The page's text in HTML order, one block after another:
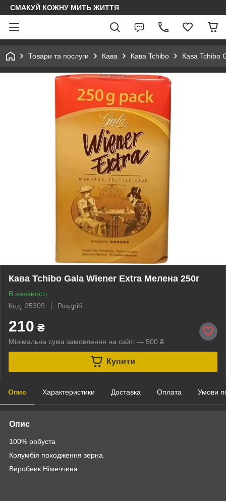
СМАКУЙ КОЖНУ МИТЬ ЖИТТЯ
Товари та послуги Кава Кава Tchibo Кава Tchibo
Кава Tchibo Gala Wiener Extra Мелена 250г
В наявності
Код: 25309
Роздріб
210 ₴
Мінімальна сума замовлення на сайті — 500 ₴
Купити
Опис Характеристики Доставка Оплата Умови
Опис
100% робуста
Колумбія походження зерна.
Виробник Німеччина